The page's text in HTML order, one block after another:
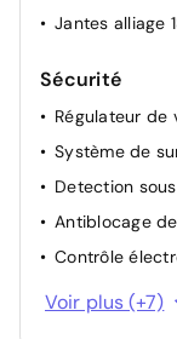
Siège
Jantes alliage
Sécurité
Régulateur
Système de
Detection
Antiblocage
Contrôle
Essuie-vitre
Voir plus (+7)